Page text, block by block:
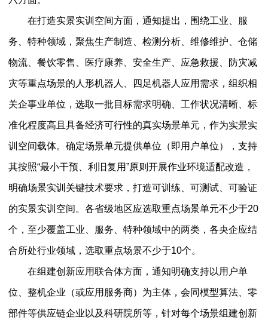
在打造实景实训空间方面，通知提出，围绕工业、服
务、特种领域，聚焦生产制造、检测分析、维修维护、仓储
物流、餐饮零售、医疗康养、安全生产、应急救援、防灾减
灾等重点场景的人形机器人、四足机器人应用需求，组织相
关企事业单位，选取一批目标需求明确、工作状况清晰、标
准化程度高且具备经济可行性的真实场景单元，作为实景实
训空间载体。确定场景单元提供单位（即用户单位），支持
其按照“最小干预、利旧复用”原则开展作业环境适配改造，
明确场景实训关键技术要求，打造可训练、可测试、可验证
的实景实训空间。各省级地区应选取重点场景单元不少于20
个，至少覆盖工业、服务、特种领域中的两类，各央企应结
合所处行业领域，选取重点场景不少于10个。
在组建创新应用联合体方面，通知明确支持以用户单
位、整机企业（或应用服务商）为主体，会同模型算法、零
部件等供应链企业以及科研院所等，针对每个场景组建创新